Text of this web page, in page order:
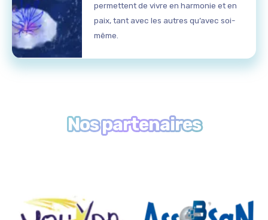
permettent de vivre en harmonie et en
paix, tant avec les autres qu’avec soi-
même.
Nos partenaires